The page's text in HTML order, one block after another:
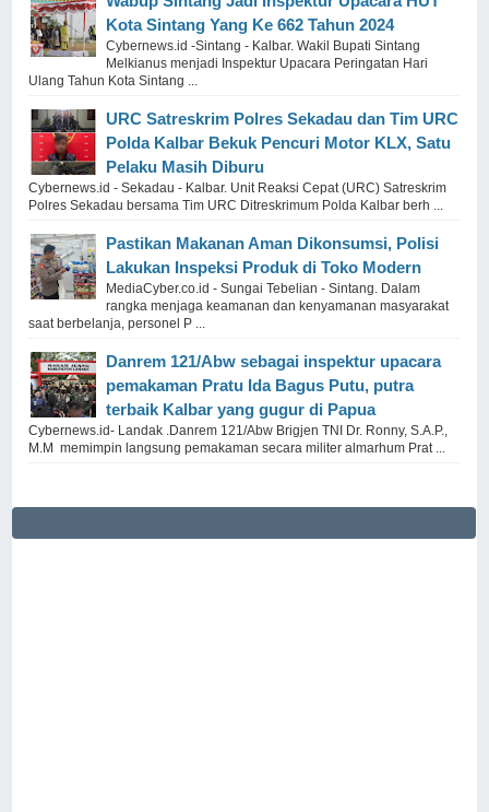
Kota Sintang Yang Ke 662 Tahun 2024
Cybernews.id -Sintang - Kalbar. Wakil Bupati Sintang
Melkianus menjadi Inspektur Upacara Peringatan Hari
Ulang Tahun Kota Sintang ...
URC Satreskrim Polres Sekadau dan Tim URC
Polda Kalbar Bekuk Pencuri Motor KLX, Satu
Pelaku Masih Diburu
Cybernews.id - Sekadau - Kalbar. Unit Reaksi Cepat (URC) Satreskrim
Polres Sekadau bersama Tim URC Ditreskrimum Polda Kalbar berh ...
Pastikan Makanan Aman Dikonsumsi, Polisi
Lakukan Inspeksi Produk di Toko Modern
MediaCyber.co.id - Sungai Tebelian - Sintang. Dalam
rangka menjaga keamanan dan kenyamanan masyarakat
saat berbelanja, personel P ...
Danrem 121/Abw sebagai inspektur upacara
pemakaman Pratu Ida Bagus Putu, putra
terbaik Kalbar yang gugur di Papua
Cybernews.id- Landak .Danrem 121/Abw Brigjen TNI Dr. Ronny, S.A.P.,
M.M memimpin langsung pemakaman secara militer almarhum Prat ...